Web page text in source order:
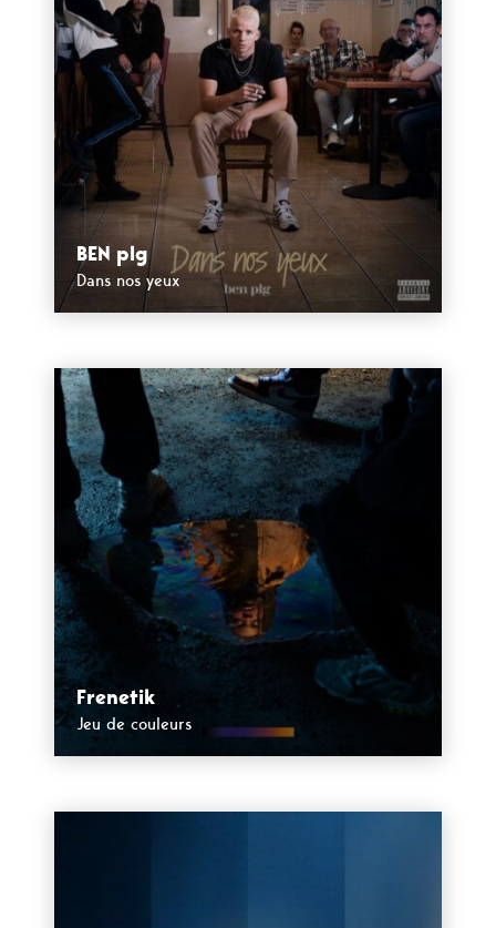
BEN plg
Dans nos yeux
Frenetik
Jeu de couleurs